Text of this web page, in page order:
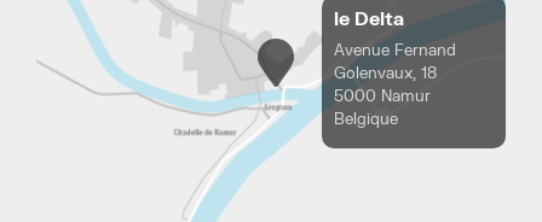
le Delta
Avenue Fernand
Golenvaux, 18
5000 Namur
Belgique